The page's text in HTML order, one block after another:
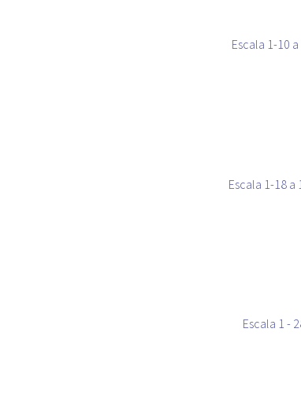
Escala 1-10
Escala 1-18 a
Escala 1 -